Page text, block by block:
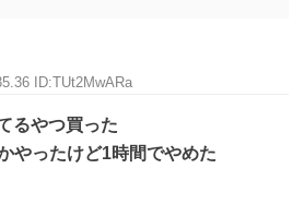
ID:TUt2MwARa
るやつ買った
やったけど1時間でやめた